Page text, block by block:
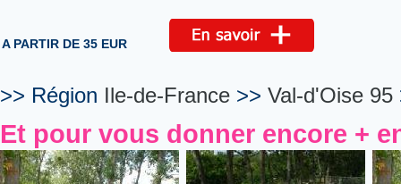
A PARTIR DE 35 EUR
>> Région Ile-de-France >> Val-d'Oise 95
Et pour vous donner encore +